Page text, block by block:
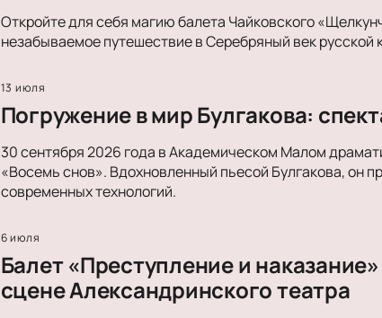
Откройте для себя магию балета Чайковского
незабываемое путешествие в Серебряный век
13 июля
Погружение в мир Булгакова:
30 сентября 2026 года в Академическом Малом
«Восемь снов». Вдохновленный пьесой Булгакова, он
современных технологий.
6 июля
Балет «Преступление и
сцене Александринского театра